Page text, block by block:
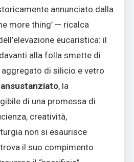
annunciato dalla
more thing’ — ricalca
eucaristica: il
alla folla smette di
di silicio e vetro
, la
di una promessa di
creatività,
non si esaurisce
il suo compimento